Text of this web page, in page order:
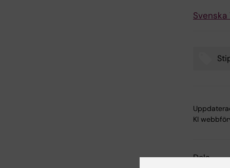
KI
Dela